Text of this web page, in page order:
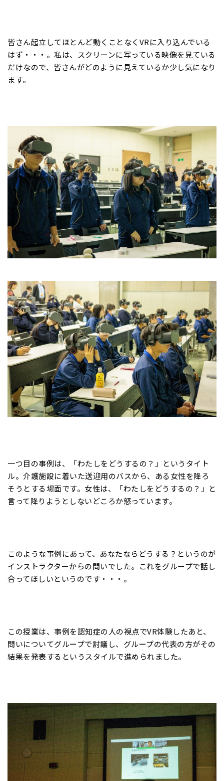
皆さん起立してほとんど動くことなくVRに入り込んでいる
はず・・・。私は、スクリーンに写っている映像を見ている
だけなので、皆さんがどのように見えているか少し気になり
ます。
一つ目の事例は、「わたしをどうするの？」というタイト
ル。介護施設に着いた送迎用のバスから、ある女性を降ろ
そうとする場面です。女性は、「わたしをどうするの？」と
言って降りようとしないどころか怒っています。
このような事例にあって、あなたならどうする？というのが
インストラクターからの問いでした。これをグループで話し
合ってほしいというのです・・・。
この授業は、事例を認知症の人の視点でVR体験したあと、
問いについてグループで討議し、グループの代表の方がその
結果を発表するというスタイルで進められました。